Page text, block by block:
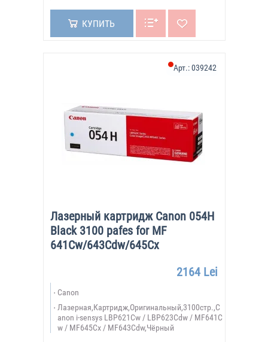
КУПИТЬ
Лазерный картридж Canon 054H
Black 3100 pafes for MF
641Cw/643Cdw/645Cx
Арт.:039242
2164 Lei
Canon
Лазерная,Картридж,Оригинальный,3100стр.,C
anon i-sensys LBP621Cw / LBP623Cdw / MF641C
w / MF645Cx / MF643Cdw,Чёрный